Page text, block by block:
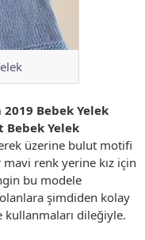
2019 Bebek Yelek
Bebek Yelek
üzerine bulut motifi
renk yerine kız için
bu modele
olanlara şimdiden kolay
dileğiyle.